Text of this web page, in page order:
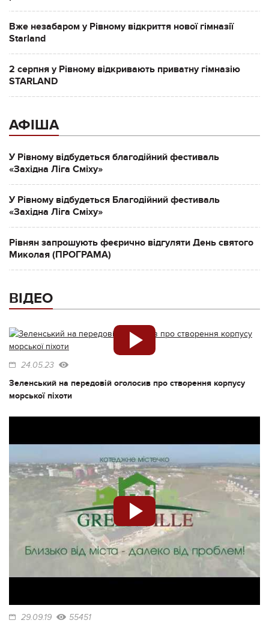
Вже незабаром у Рівному відкриття нової гімназії
Starland
2 серпня у Рівному відкривають приватну гімназію
STARLAND
АФІША
У Рівному відбудеться благодійний фестиваль
«Західна Ліга Сміху»
У Рівному відбудеться Благодійний фестиваль
«Західна Ліга Сміху»
Рівнян запрошують феєрично відгуляти День святого
Миколая (ПРОГРАМА)
ВІДЕО
24.05.23
Зеленський на передовій оголосив про створення корпусу
морської піхоти
29.09.19 55451